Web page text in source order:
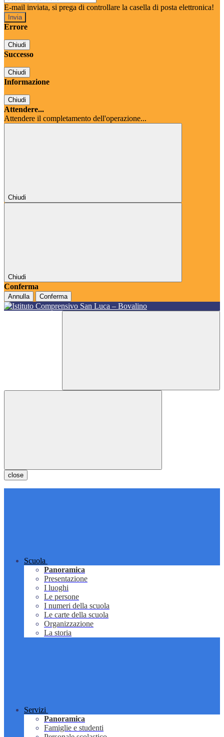
E-mail inviata, si prega di controllare la casella di posta elettronica!
Errore
Chiudi
Successo
Chiudi
Informazione
Chiudi
Attendere...
Attendere il completamento dell'operazione...
Chiudi
Chiudi
Conferma
Annulla Conferma
close
Scuola
Panoramica
Presentazione
I luoghi
Le persone
I numeri della scuola
Le carte della scuola
Organizzazione
La storia
Servizi
Panoramica
Famiglie e studenti